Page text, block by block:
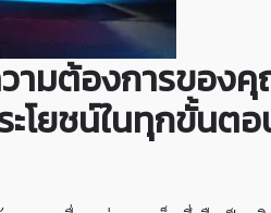
วามต้องการของ
โยชน์ในทุกขั้นต